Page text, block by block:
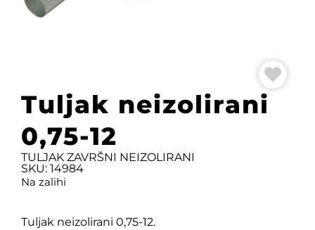
Tuljak neizolirani
0,75-12
TULJAK ZAVRŠNI NEIZOLIRANI
SKU: 14984
Na zalihi
Tuljak neizolirani 0,75-12.